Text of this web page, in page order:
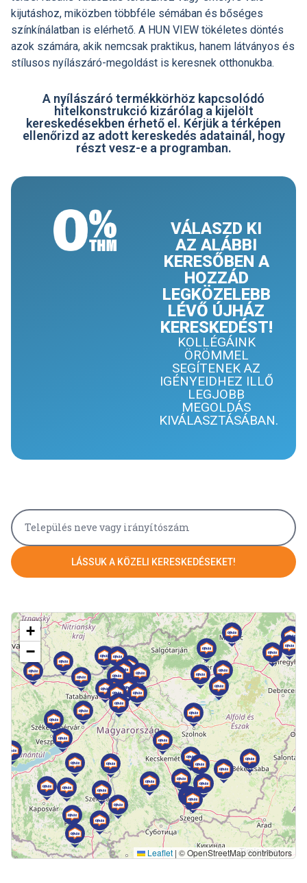
kijutáshoz, miközben többféle sémában és bőséges
színkínálatban is elérhető. A HUN VIEW tökéletes döntés
azok számára, akik nemcsak praktikus, hanem látványos és
stílusos nyílászáró-megoldást is keresnek otthonukba.
A nyílászáró termékkörhöz kapcsolódó
hitelkonstrukció kizárólag a kijelölt
kereskedésekben érhető el. Kérjük a térképen
ellenőrizd az adott kereskedés adatainál, hogy
részt vesz-e a programban.
VÁLASZD KI
AZ ALÁBBI
KERESŐBEN A
HOZZÁD
LEGKÖZELEBB
LÉVŐ ÚJHÁZ
KERESKEDÉST!
KOLLÉGÁINK
ÖRÖMMEL
SEGÍTENEK AZ
IGÉNYEIDHEZ ILLŐ
LEGJOBB
MEGOLDÁS
KIVÁLASZTÁSÁBAN.
LÁSSUK A KÖZELI KERESKEDÉSEKET!
+
−
Leaflet | © OpenStreetMap contributors